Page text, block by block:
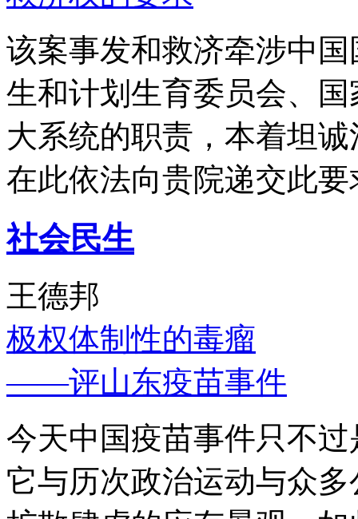
该案事发和救济牵涉中
生和计划生育委员会、
大系统的职责，本着坦
在此依法向贵院递交此要
社会民生
王德邦
极权体制性的毒瘤
——评山东疫苗事件
今天中国疫苗事件只不
它与历次政治运动与众